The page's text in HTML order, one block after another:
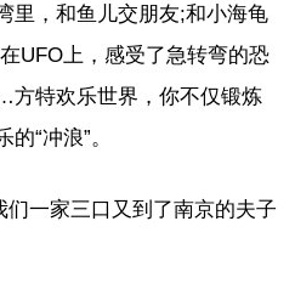
，和鱼儿交朋友;和小海龟
UFO上，感受了急转弯的恐
特欢乐世界，你不仅锻炼
“冲浪”。
们一家三口又到了南京的夫子